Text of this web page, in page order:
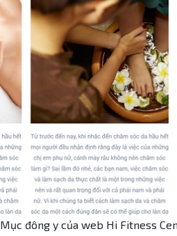
Mục đông y của web Hi Fitness